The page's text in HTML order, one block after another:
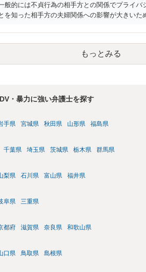
般的には不貞行為の相手方との関係でプライバ
を知った相手方の夫婦関係への影響が大きい
もっとみる
・暴力に強い弁護士を探す
手県 宮城県 秋田県 山形県 福島県
千葉県 埼玉県 茨城県 栃木県 群馬県
梨県 石川県 富山県 福井県
阜県 三重県
都府 滋賀県 奈良県 和歌山県
口県 鳥取県 島根県